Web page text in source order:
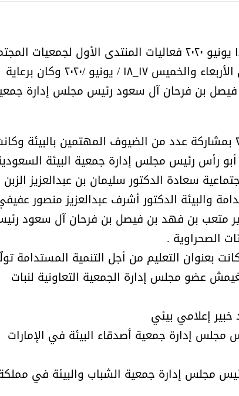
اختتمت جمعية البيئة السعودية مساء الخميس ١٨ يونيو ٢٠٢٠ فعاليات المنتدى الأول لجمعيات
المدني للبيئة والتنمية والذي استمر لمدة يومين الأربعاء والخميس ١٧_١٨ / يونيو /٢٠٢٠ وكان برعاية
بن فرحان آل سعود رئيس مجلس إدارة
انطلق افتتاح المنتدى مساء الأربعاء ١٧ يونيو ٢٠٢٠ بمشاركة عدد من الضيوف المهتمين بالبيئة
رأس رئيس مجلس إدارة جمعية البيئة
سعادة الدكتور سليمان بن عبدالعزيز الزبن
والبيئة الدكتور أشرف عبدالعزيز منصور
متعب بن فهد بن فيصل بن فرحان آل سعود
الصحراوية .
بعنوان التعليم من أجل التنمية المستدامة
عضو مجلس إدارة الجمعية التعاونية لنبات
إعلامي بيئي
مجلس إدارة جمعية أصدقاء البيئة في الإمارات
مجلس إدارة جمعية الشباب والبيئة في
الأميرة (نجود بنت
البنيان .. طبيبة فوق العادة .: